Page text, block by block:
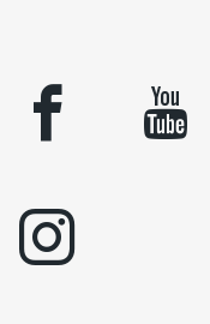
facebook youtube
instagram